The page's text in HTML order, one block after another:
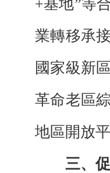
+基地”等
業轉移承
國家級新
革命老區
地區開放
三、